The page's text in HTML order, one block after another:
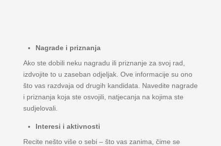
Nagrade i priznanja
Ako ste dobili neku nagradu ili priznanje za svoj rad,
izdvojite to u zaseban odjeljak. Ove informacije su ono
što vas razdvaja od drugih kandidata. Navedite nagrade
i priznanja koja ste osvojili, natjecanja na kojima ste
sudjelovali.
Interesi i aktivnosti
Recite nešto više o sebi – što vas zanima, čime se